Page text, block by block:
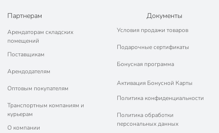
Партнерам
Арендаторам складских
помещений
Поставщикам
Арендодателям
Оптовым покупателям
Транспортным компаниям и
курьерам
О компании
Документы
Условия продажи товаров
Подарочные сертификаты
Бонусная программа
Активация Бонусной Карты
Политика конфиденциальности
Политика обработки
персональных данных